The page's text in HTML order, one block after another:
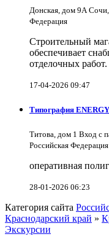
Донская, дом 9А
Федерация
Строительный
обеспечивает
отделочных работ.
17-04-2026 09:47
Типография ENERGY
Титова, дом 1 Вход с
Российская Федерация
оперативная
28-01-2026 06:23
Категория сайта
Краснодарский край »
Экскурсии